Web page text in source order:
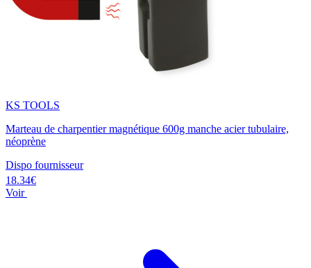
KS TOOLS
Marteau de charpentier magnétique 600g manche acier tubulaire,
néoprène
Dispo fournisseur
18.34€
Voir